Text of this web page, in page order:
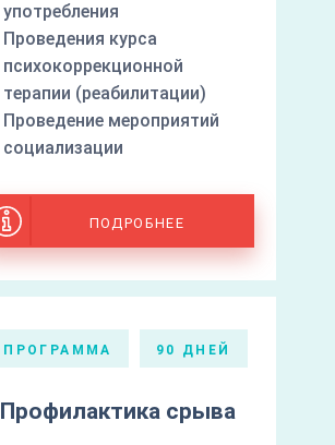
употребления
Проведения курса
психокоррекционной
терапии (реабилитации)
Проведение мероприятий
социализации
ПОДРОБНЕЕ
ПРОГРАММА 90 ДНЕЙ
Профилактика срыва